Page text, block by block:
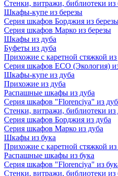
Стенки, витражи, библиотеки из
Шкафы-купе из березы
Серия шкафов Борджия из
Серия шкафов Марко из березы
Шкафы из дуба
Буфеты из дуба
Прихожие с каретной стяжкой из
Серия шкафов ECO (Экология)
Шкафы-купе из дуба
Прихожие из дуба
Распашные шкафы из дуба
Серия шкафов "Florenciya" из
Стенки, витражи, библиотеки из
Серия шкафов Борджия из дуба
Серия шкафов Марко из дуба
Шкафы из бука
Прихожие с каретной стяжкой из
Распашные шкафы из бука
Серия шкафов "Florenciya" из
Стенки, витражи, библиотеки из